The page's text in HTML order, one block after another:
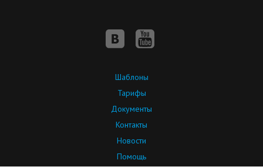
Шаблоны
Тарифы
Документы
Контакты
Новости
Помощь